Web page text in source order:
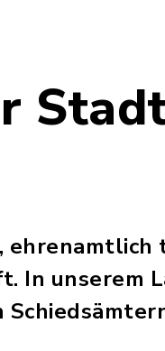
ehrenamtlich
In unserem